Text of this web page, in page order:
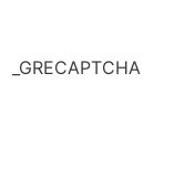
_GRECAPTCHA